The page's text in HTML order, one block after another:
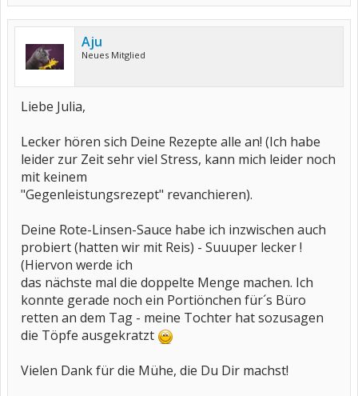
Aju
Neues Mitglied
Liebe Julia,
Lecker hören sich Deine Rezepte alle an! (Ich habe
leider zur Zeit sehr viel Stress, kann mich leider noch
mit keinem
"Gegenleistungsrezept" revanchieren).
Deine Rote-Linsen-Sauce habe ich inzwischen auch
probiert (hatten wir mit Reis) - Suuuper lecker !
(Hiervon werde ich
das nächste mal die doppelte Menge machen. Ich
konnte gerade noch ein Portiönchen für´s Büro
retten an dem Tag - meine Tochter hat sozusagen
die Töpfe ausgekratzt
Vielen Dank für die Mühe, die Du Dir machst!